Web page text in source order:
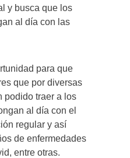
y busca que los
al día con las
para que
que por diversas
podido traer a los
al día con el
regular y así
de enfermedades
entre otras.